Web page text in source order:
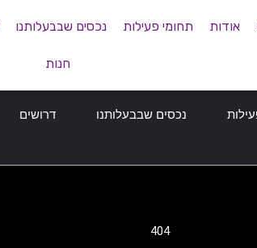
אודות תחומי פעילות נכסים שבבעלותנו
חנות
נכסים שבבעלותנו דרושים
404